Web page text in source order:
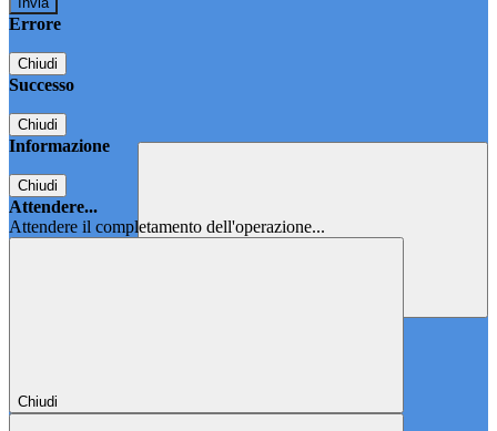
Errore
Chiudi
Successo
Chiudi
Informazione
Chiudi
Attendere...
Attendere il completamento dell'operazione...
Chiudi